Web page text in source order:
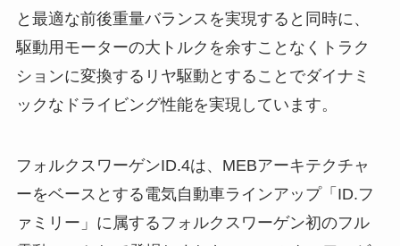
と最適な前後重量バランスを実現すると同時に、
駆動用モーターの大トルクを余すことなくトラク
ションに変換するリヤ駆動とすることでダイナミ
ックなドライビング性能を実現しています。
フォルクスワーゲンID.4は、MEBアーキテクチャ
ーをベースとする電気自動車ラインアップ「ID.フ
ァミリー」に属するフォルクスワーゲン初のフル